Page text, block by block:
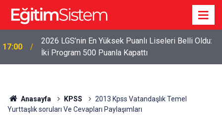
17:00
2026 LGS’nin En Yüksek Puanlı Liseleri Belli Oldu:
İki Program 500 Puanla Kapattı
Anasayfa KPSS
2013 Kpss Vatandaşlık Temel
Yurttaşlık soruları Ve Cevapları Paylaşımları